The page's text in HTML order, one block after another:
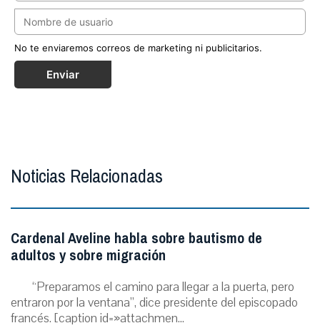
No te enviaremos correos de marketing ni publicitarios.
Enviar
Noticias Relacionadas
Cardenal Aveline habla sobre bautismo de
adultos y sobre migración
“Preparamos el camino para llegar a la puerta, pero
entraron por la ventana”, dice presidente del episcopado
francés. [caption id=»attachmen...